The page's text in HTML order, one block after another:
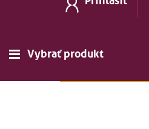
Vybrať produkt